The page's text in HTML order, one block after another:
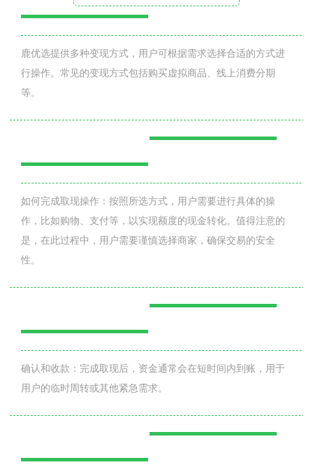
鹿优选提供多种变现方式，用户可根据需求选择合适的方式进
行操作。常见的变现方式包括购买虚拟商品、线上消费分期
等。
如何完成取现操作：按照所选方式，用户需要进行具体的操
作，比如购物、支付等，以实现额度的现金转化。值得注意的
是，在此过程中，用户需要谨慎选择商家，确保交易的安全
性。
确认和收款：完成取现后，资金通常会在短时间内到账，用于
用户的临时周转或其他紧急需求。